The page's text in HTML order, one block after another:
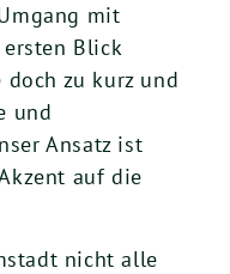
mit
Blick
zu kurz und
und
Ansatz ist
auf die
nicht alle